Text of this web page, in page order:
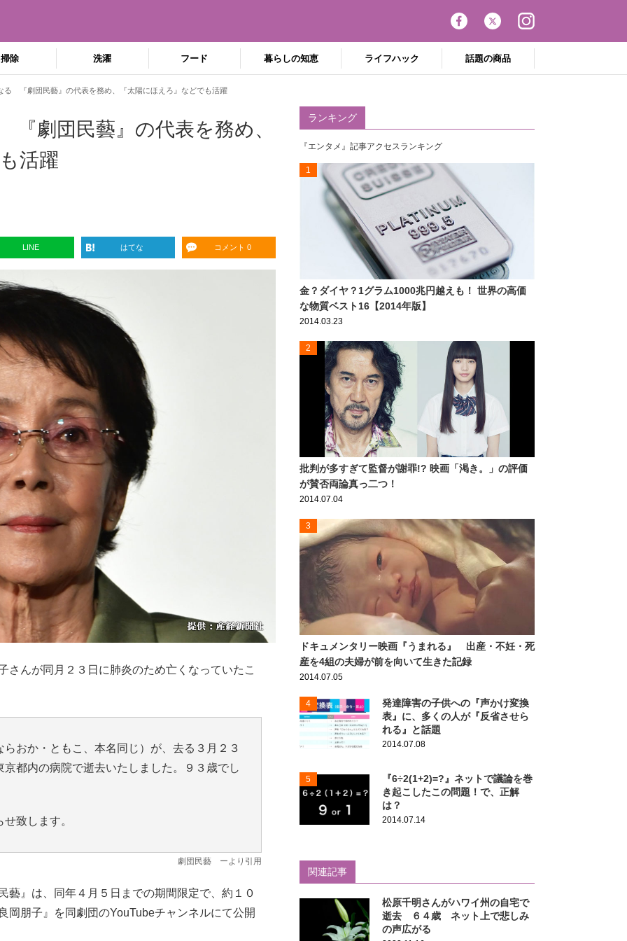
掃除 洗濯 フード 暮らしの知恵 ライフハック 話題の商品
る 『劇団民藝』の代表を務め、『太陽にほえろ』などでも活躍
劇団民藝』の代表を務め、
活躍
LINE はてな コメント 0
さんが同月２３日に肺炎のため亡くなっていたこ
おか・ともこ、本名同じ）が、去る３月２３
都内の病院で逝去いたしました。９３歳でし
致します。
劇団民藝 ーより引用
藝』は、同年４月５日までの期間限定で、約１０
岡朋子』を同劇団のYouTubeチャンネルにて公開
ランキング
『エンタメ』記事アクセスランキング
1
金？ダイヤ？1グラム1000兆円越えも！ 世界の高価
な物質ベスト16【2014年版】
2014.03.23
2
批判が多すぎて監督が謝罪!? 映画「渇き。」の評価
が賛否両論真っ二つ！
2014.07.04
3
ドキュメンタリー映画『うまれる』 出産・不妊・死
産を4組の夫婦が前を向いて生きた記録
2014.07.05
4
発達障害の子供への『声かけ変換
表』に、多くの人が『反省させら
れる』と話題
2014.07.08
5
『6÷2(1+2)=?』ネットで議論を巻
き起こしたこの問題！で、正解
は？
2014.07.14
関連記事
松原千明さんがハワイ州の自宅で
逝去 ６４歳 ネット上で悲しみ
の声広がる